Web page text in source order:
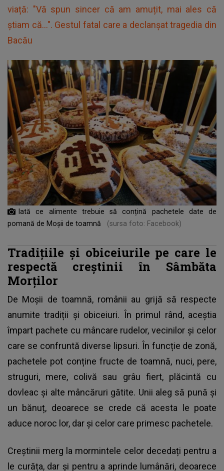
viață: "Vă spun sincer că am amuțit, mai ales că
știam că...". Gestul fatal care a declanșat tragedia din
Bacău
Iată ce alimente trebuie să conțină pachetele date de
pomană de Moșii de toamnă
(sursa foto: Facebook)
Tradițiile și obiceiurile pe care le
respectă creștinii în Sâmbăta
Morților
De Moșii de toamnă, românii au grijă să respecte
anumite tradiții și obiceiuri. În primul rând, aceștia
împart pachete cu mâncare rudelor, vecinilor și celor
care se confruntă diverse lipsuri. În funcție de zonă,
pachetele pot conține fructe de toamnă, nuci, pere,
struguri, mere, colivă sau grâu fiert, plăcintă cu
dovleac și alte mâncăruri gătite. Unii aleg să pună și
un bănuț, deoarece se crede că acesta le poate
aduce noroc lor, dar și celor care primesc pachetele.
Creștinii merg la mormintele celor decedați pentru a
le curăța, dar și pentru a aprinde lumânări, deoarece